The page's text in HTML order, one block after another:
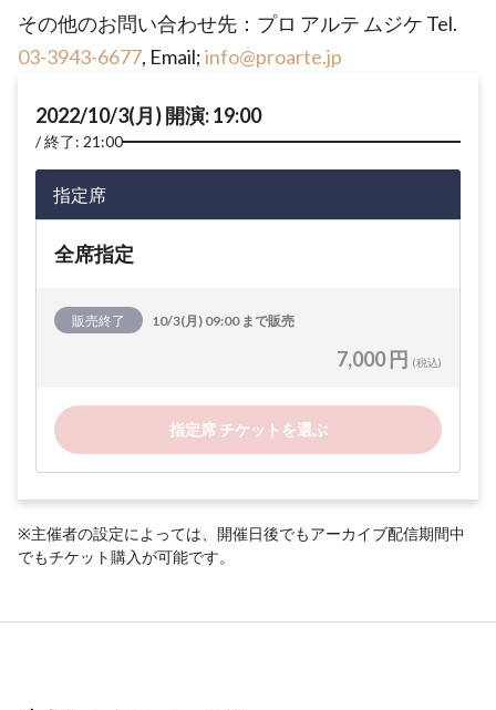
その他のお問い合わせ先：プロ アルテ ムジケ Tel.
03-3943-6677, Email;info@proarte.jp
2022/10/3(月) 開演: 19:00
終了: 21:00
指定席
全席指定
販売終了 10/3(月) 09:00 まで販売
7,000 円 (税込)
指定席 チケットを選ぶ
※主催者の設定によっては、開催日後でもアーカイブ配信期間中
でもチケット購入が可能です。